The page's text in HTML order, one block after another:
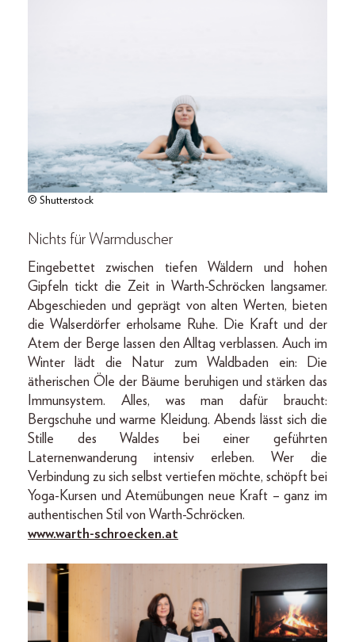
© Shutterstock
Nichts für Warmduscher
Eingebettet zwischen tiefen Wäldern und hohen
Gipfeln tickt die Zeit in Warth-Schröcken langsamer.
Abgeschieden und geprägt von alten Werten, bieten
die Walserdörfer erholsame Ruhe. Die Kraft und der
Atem der Berge lassen den Alltag verblassen. Auch im
Winter lädt die Natur zum Waldbaden ein: Die
ätherischen Öle der Bäume beruhigen und stärken das
Immunsystem. Alles, was man dafür braucht:
Bergschuhe und warme Kleidung. Abends lässt sich die
Stille des Waldes bei einer geführten
Laternenwanderung intensiv erleben. Wer die
Verbindung zu sich selbst vertiefen möchte, schöpft bei
Yoga-Kursen und Atemübungen neue Kraft – ganz im
authentischen Stil von Warth-Schröcken.
www.warth-schroecken.at